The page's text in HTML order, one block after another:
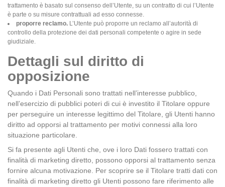
trattamento è basato sul consenso dell’Utente, su un contratto di cui l’Utente
è parte o su misure contrattuali ad esso connesse.
proporre reclamo. L’Utente può proporre un reclamo all’autorità di
controllo della protezione dei dati personali competente o agire in sede
giudiziale.
Dettagli sul diritto di
opposizione
Quando i Dati Personali sono trattati nell’interesse pubblico,
nell’esercizio di pubblici poteri di cui è investito il Titolare oppure
per perseguire un interesse legittimo del Titolare, gli Utenti hanno
diritto ad opporsi al trattamento per motivi connessi alla loro
situazione particolare.
Si fa presente agli Utenti che, ove i loro Dati fossero trattati con
finalità di marketing diretto, possono opporsi al trattamento senza
fornire alcuna motivazione. Per scoprire se il Titolare tratti dati con
finalità di marketing diretto gli Utenti possono fare riferimento alle